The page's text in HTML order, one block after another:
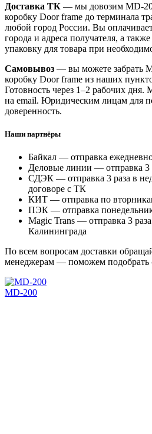
Доставка ТК — мы довозим MD-
коробку Door frame до терминала
любой город России. Вы
города и адреса получателя, а
упаковку для товара при
Самовывоз — вы можете забрать
коробку Door frame из наших
Готовность через 1–2 рабочих
на email. Юридическим лицам для
доверенность.
Наши партнёры
Байкал — отправка
Деловые линии — отправка 3
СДЭК — отправка 3 раза в
договоре с ТК
КИТ — отправка по
ПЭК — отправка
Magic Trans — отправка 3
Калининграда
По всем вопросам доставки
менеджерам — поможем подобрать
MD-200